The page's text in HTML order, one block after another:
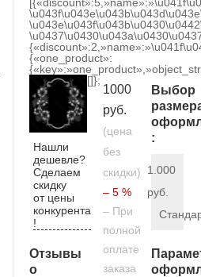
{«one_product»:
[]};
Нашли
дешевле?
Сделаем
скидку
от цены
конкурента
!
Отзывы
о
1000
руб.
(цена
без
скидки)
– 5 %
– При
полной
оплате
заказа
Выбор
:
1.000
руб.